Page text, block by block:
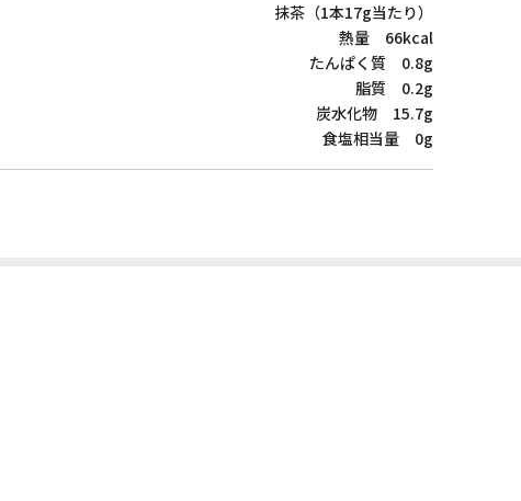
抹茶（1本17g当たり）
熱量 66kcal
たんぱく質 0.8g
脂質 0.2g
炭水化物 15.7g
食塩相当量 0g